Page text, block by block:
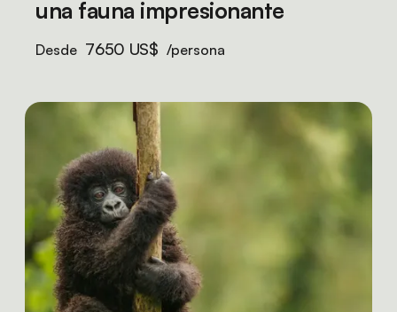
una fauna impresionante
Desde 7650 US$ /persona